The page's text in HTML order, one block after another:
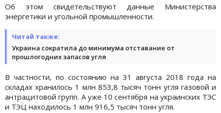
Об этом свидетельствуют данные Министерства
энергетики и угольной промышленности.
Читай также:
Украина сократила до минимума отставание от
прошлогодних запасов угля
В частности, по состоянию на 31 августа 2018 года на
складах хранилось 1 млн 853,8 тысяч тонн угля газовой и
антрацитовой групп. А уже 10 сентября на украинских ТЭС
и ТЭЦ находилось 1 млн 916,5 тысяч тонн угля.